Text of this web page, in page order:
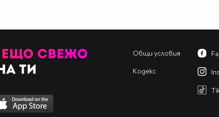
Общи условия
Кодекс